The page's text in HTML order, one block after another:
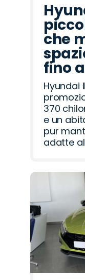
che
fino
Hyundai
370
e un
pur
adatte